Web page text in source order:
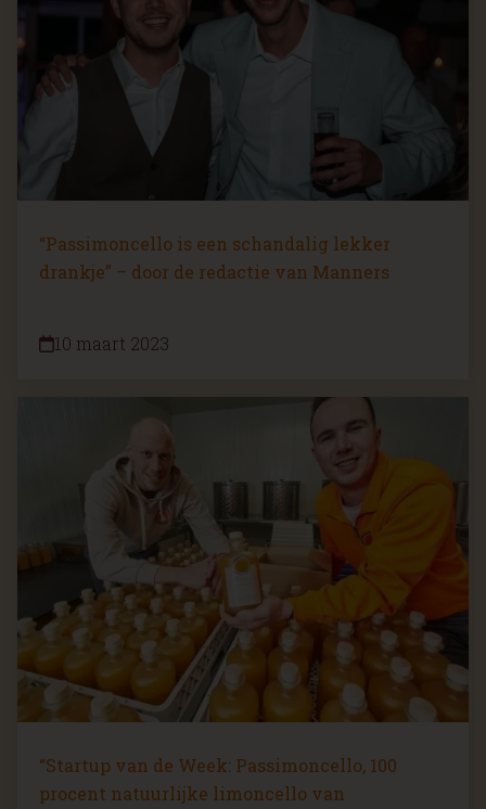
“Passimoncello is een schandalig lekker
drankje” – door de redactie van Manners
10 maart 2023
“Startup van de Week: Passimoncello, 100
procent natuurlijke limoncello van